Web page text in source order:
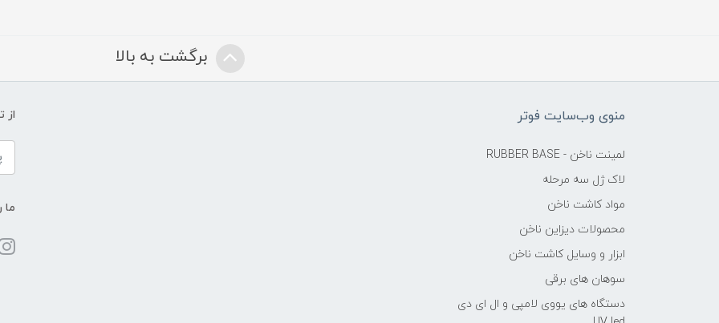
برگشت به بالا
منوی وب‌سایت فوتر
لمینت ناخن - RUBBER BASE
لاک ژل سه مرحله
مواد کاشت ناخن
محصولات دیزاین ناخن
ابزار و وسایل کاشت ناخن
سوهان های برقی
دستگاه های یووی لامپی و ال ای دی
از
ما